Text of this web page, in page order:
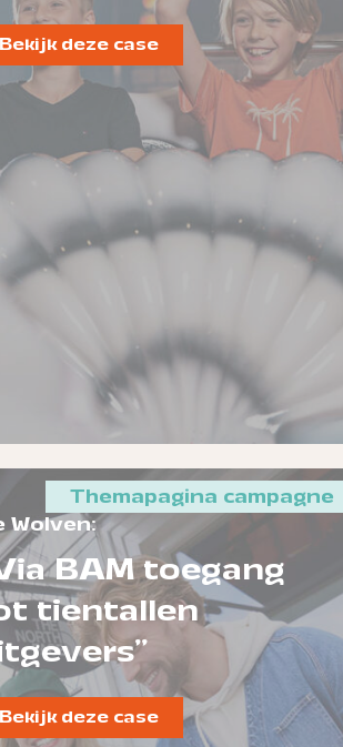
Bekijk deze case
Wolven:
BAM toegang
tientallen
Bekijk deze case
Themapagina campagne